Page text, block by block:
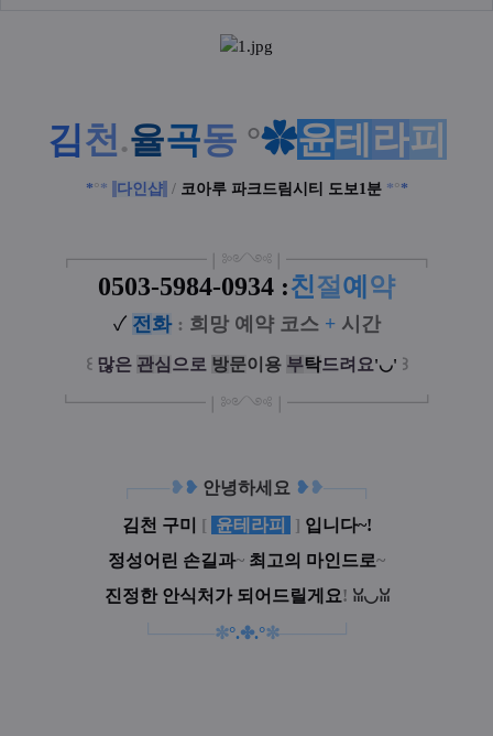
김천.율곡동 °✿윤테 라피
* °* 다인샵 / 코아루 파크드림시티 도보1분 * °*
┏━━━━━━━━ ❘༻༺❘ ━━━━━━━━┓
0503-5984-0934 :친절 예 약
✓ 전화 : 희망 예약 코스 + 시간
꒰ 많은 관심 으로 방문이 용 부탁드려요'◡' ꒱
┗━━━━━━━━ ❘༻༺❘ ━━━━━━━━┛
┌───❥ ❥ 안녕하세요 ❥ ❥───┐
김천 구미 [ 윤테라피 ] 입니다~!
정성어린 손길과~ 최고의 마인드로~
진정한 안식처가 되어드릴게요! ꈍ◡ꈍ
└─────✼°.✤.°✼─────┘